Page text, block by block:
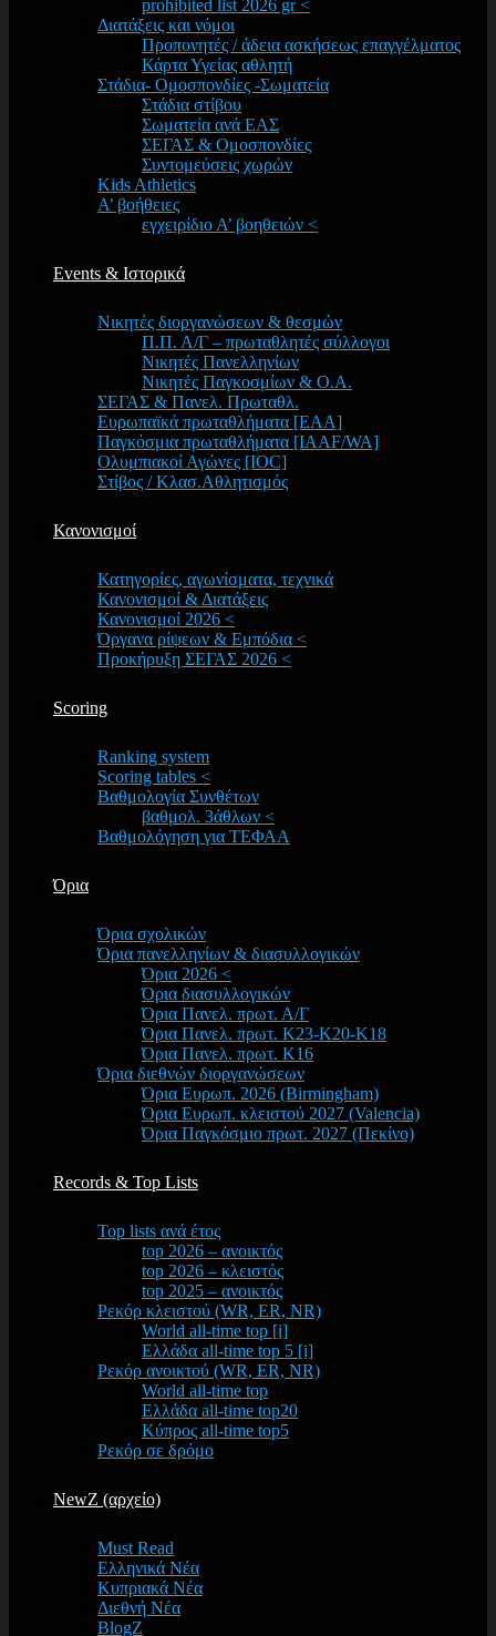
prohibited list 2026 gr <
Διατάξεις και νόμοι
Προπονητές / άδεια ασκήσεως επαγγέλματος
Κάρτα Υγείας αθλητή
Στάδια- Ομοσπονδίες -Σωματεία
Στάδια στίβου
Σωματεία ανά ΕΑΣ
ΣΕΓΑΣ & Ομοσπονδίες
Συντομεύσεις χωρών
Kids Athletics
Α’ βοήθειες
εγχειρίδιο Α’ βοηθειών <
Events & Ιστορικά
Νικητές διοργανώσεων & θεσμών
Π.Π. Α/Γ – πρωταθλητές σύλλογοι
Νικητές Πανελληνίων
Νικητές Παγκοσμίων & Ο.Α.
ΣΕΓΑΣ & Πανελ. Πρωταθλ.
Ευρωπαϊκά πρωταθλήματα [EAA]
Παγκόσμια πρωταθλήματα [IAAF/WA]
Ολυμπιακοί Αγώνες [IOC]
Στίβος / Κλασ.Αθλητισμός
Κανονισμοί
Κατηγορίες, αγωνίσματα, τεχνικά
Κανονισμοί & Διατάξεις
Κανονισμοί 2026 <
Όργανα ρίψεων & Εμπόδια <
Προκήρυξη ΣΕΓΑΣ 2026 <
Scoring
Ranking system
Scoring tables <
Βαθμολογία Συνθέτων
βαθμολ. 3άθλων <
Βαθμολόγηση για ΤΕΦΑΑ
Όρια
Όρια σχολικών
Όρια πανελληνίων & διασυλλογικών
Όρια 2026 <
Όρια διασυλλογικών
Όρια Πανελ. πρωτ. Α/Γ
Όρια Πανελ. πρωτ. Κ23-Κ20-Κ18
Όρια Πανελ. πρωτ. Κ16
Όρια διεθνών διοργανώσεων
Όρια Ευρωπ. 2026 (Birmingham)
Όρια Ευρωπ. κλειστού 2027 (Valencia)
Όρια Παγκόσμιο πρωτ. 2027 (Πεκίνο)
Records & Top Lists
Top lists ανά έτος
top 2026 – ανοικτός
top 2026 – κλειστός
top 2025 – ανοικτός
Ρεκόρ κλειστού (WR, ER, NR)
World all-time top [i]
Ελλάδα all-time top 5 [i]
Ρεκόρ ανοικτού (WR, ER, NR)
World all-time top
Ελλάδα all-time top20
Κύπρος all-time top5
Ρεκόρ σε δρόμο
NewZ (αρχείο)
Must Read
Ελληνικά Νέα
Κυπριακά Νέα
Διεθνή Νέα
BlogZ